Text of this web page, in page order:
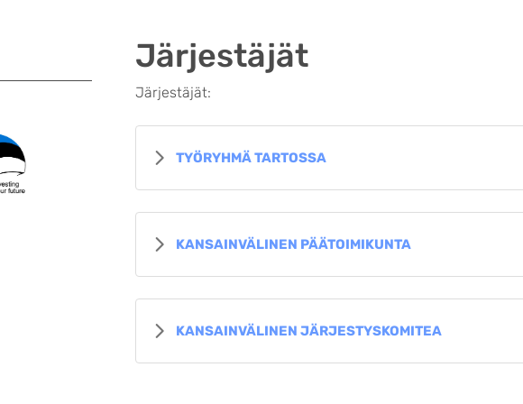
Järjestäjät
Järjestäjät:
TYÖRYHMÄ TARTOSSA
KANSAINVÄLINEN PÄÄTOIMIKUNTA
KANSAINVÄLINEN JÄRJESTYSKOMITEA